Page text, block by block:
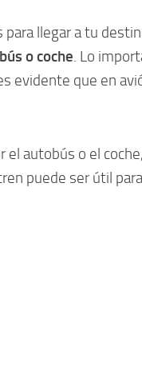
para llegar a tu
o coche . Lo
evidente que en
autobús o el
puede ser útil